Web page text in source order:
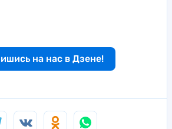
на нас в Дзене!